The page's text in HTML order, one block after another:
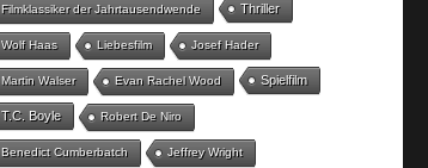
Filmklassiker der Jahrtausendwende Thriller
Wolf Haas Liebesfilm Josef Hader
Martin Walser Evan Rachel Wood Spielfilm
T.C. Boyle Robert De Niro
Benedict Cumberbatch Jeffrey Wright